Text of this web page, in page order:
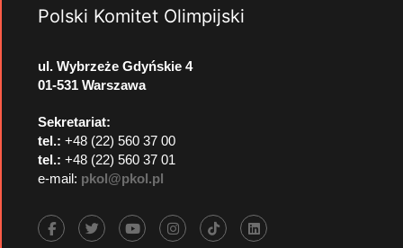
Polski Komitet Olimpijski
ul. Wybrzeże Gdyńskie 4
01-531 Warszawa
Sekretariat:
tel.: +48 (22) 560 37 00
tel.: +48 (22) 560 37 01
e-mail: pkol@pkol.pl